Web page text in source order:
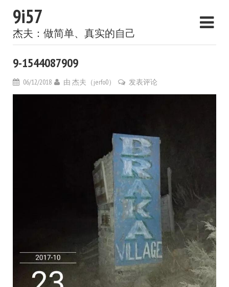
9i57
杰夫：做简单、真实的自己
9-1544087909
06/12/2018 由 杰夫（jerfo0） 发表评论